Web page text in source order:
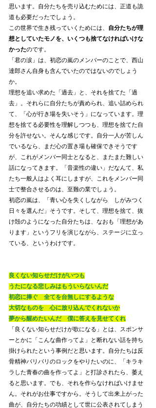
思います。自分たちを売り込むためには、正道も詭
道も必要だったでしょう。
この世界で生き残っていくためには、
自分たちが理
想としていたモノを、いくつも捨てなければいけな
かったのです。
「君の涙」は、初恋の嵐のメンバーのことで、西山
達郎さん自身も含んでいたのではないのでしょう
か。
理想を追い求めた「過去」と、それを捨てた「過
去」。それらに自分たちが責められ、追い詰められ
て、「心が行き場を失いそう」になっています。理
想を捨てる必要性を理解しつつも、理想を捨てた自
分を許せない。そんな感じです。自分一人が苦しん
でいるなら、まだ心の置き場も確保できそうです
が、これがメンバー同士となると、またまた難しい
話になってきます。「音楽性の違い」だなんて、私
たち一般人はよく耳にしますが、これをメンバー同
士で整合させるのは、至難の業でしょう。
初恋の嵐は、「青い心を失くしながら　しがみつく
日々を選んだ」そうです。そして、理想を捨て、抜
け殻のようになった自分たちは、なおも「理想があ
ります」というフリを演じながら、ステージに立っ
ている、というわけです。
良くない知らせだけがいつも
うたになる悲しみはもういらないんだ
初恋に捧ぐ　全てを台無しにするような
大切なものを　心に放り込んでくれないか
夢から醒めたいんだ　僕に答えを見せてくれ
「良くない知らせだけが歌になる」とは、スポンサ
ーとかに「こんな曲作ってよ」と断れない話を持ち
掛けられたという事例だと思います。自分たちは反
骨精神バリバリのロックをやりたいのに、「キラキ
ラした青春の曲を作ってよ」と打診されたら、萎え
ると思います。でも、それを作らなければいけませ
ん。それがお仕事ですから。そうして出来上がった
曲が、自分たちの功績として世に公表されてしまう